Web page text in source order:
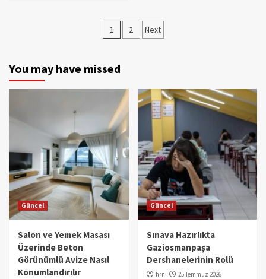
Yazı
1 2 Next
You may have missed
Güncel
Salon ve Yemek Masası
Üzerinde Beton
Görünümlü Avize Nasıl
Konumlandırılır
Güncel
Sınava Hazırlıkta
Gaziosmanpaşa
Dershanelerinin Rolü
hrn 25 Temmuz 2026